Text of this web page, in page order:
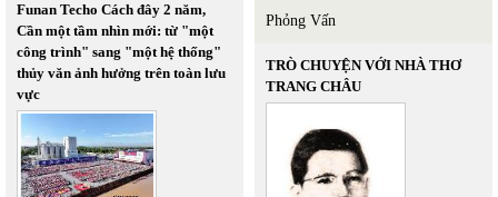
Funan Techo Cách đây 2 năm,
Cần một tầm nhìn mới: từ "một
công trình" sang "một hệ thống"
thủy văn ảnh hưởng trên toàn lưu
vực
Phỏng Vấn
TRÒ CHUYỆN VỚI NHÀ THƠ
TRANG CHÂU